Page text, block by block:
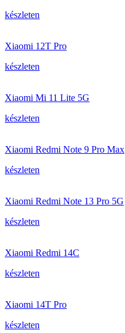
készleten
Xiaomi 12T Pro
készleten
Xiaomi Mi 11 Lite 5G
készleten
Xiaomi Redmi Note 9 Pro Max
készleten
Xiaomi Redmi Note 13 Pro 5G
készleten
Xiaomi Redmi 14C
készleten
Xiaomi 14T Pro
készleten